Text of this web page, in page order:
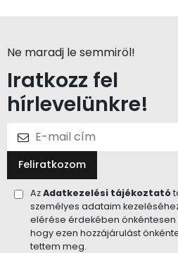
Ne maradj le semmiröl!
Iratkozz fel
hírlevelünkre!
Feliratkozom
AzAdatkezelési tájékoztató
személyes adataim
elérése érdekében önkéntesen
hogy ezen hozzájárulást
tettem meg.